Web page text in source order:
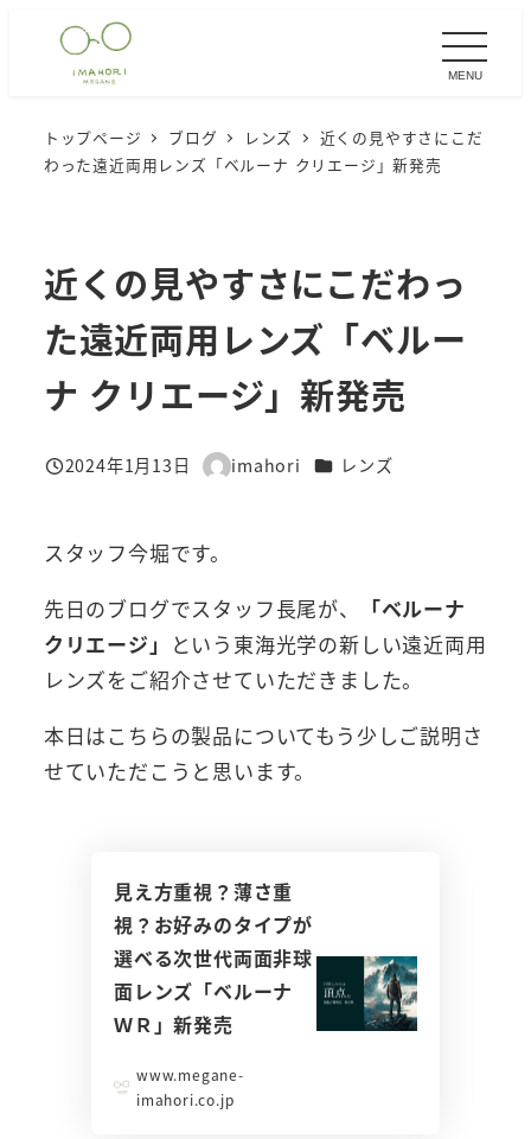
MENU
トップページ ブログ レンズ
近くの見やすさにこだ
わった遠近両用レンズ「ベルーナ クリエージ」新発売
近くの見やすさにこだわっ
た遠近両用レンズ「ベルー
ナ クリエージ」新発売
投稿日
2024年1月13日
著
imahori カテゴリー
レンズ
スタッフ今堀です。
先日のブログでスタッフ長尾が、
「ベルーナ
クリエージ」 という東海光学の新しい遠近両用
レンズをご紹介させていただきました。
本日はこちらの製品についてもう少しご説明さ
せていただこうと思います。
見え方重視？薄さ重
視？お好みのタイプが
選べる次世代両面非球
面レンズ「ベルーナ
ＷＲ」新発売
www.megane-
imahori.co.jp